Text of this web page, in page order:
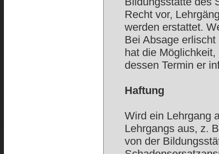
Recht vor,
werden erstattet.
Bei Absage
hat die
dessen Termin er
Haftung
Wird ein Lehrgang
Lehrgangs aus, z.
von der